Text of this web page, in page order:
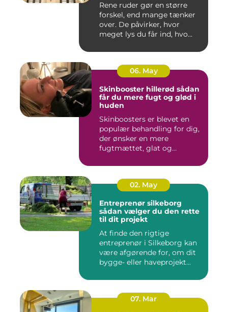
Rene ruder gør en større
forskel, end mange tænker
over. De påvirker, hvor
meget lys du får ind, hvo...
06. May
Skinbooster hillerød sådan
får du mere fugt og glød i
huden
Skinboosters er blevet en
populær behandling for dig,
der ønsker en mere
fugtmættet, glat og
02. May
Entreprenør silkeborg
sådan vælger du den rette
til dit projekt
At finde den rigtige
entreprenør i Silkeborg kan
være afgørende for, om dit
bygge- eller haveprojekt...
07. Mar